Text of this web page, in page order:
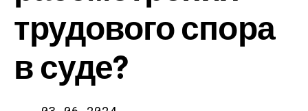
трудового спора
в суде?